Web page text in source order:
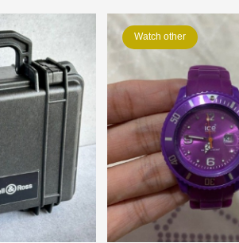
Watch other